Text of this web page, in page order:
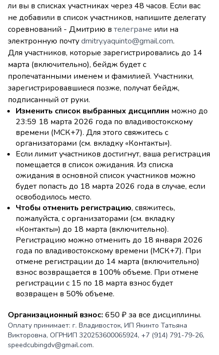
ли вы в списках участниках через 48 часов. Если вас
не добавили в список участников, напишите делегату
соревнований - Дмитрию в телеграме или на
электронную почтуdmitry.yaquinto@gmail.com.
Для участников, которые зарегистрировались до 14
марта (включительно), бейдж будет с
пропечатанными именем и фамилией. Участники,
зарегистрировавшиеся позже, получат бейдж,
подписанный от руки.
Изменить список выбранных дисциплин можно до
23:59 18 марта 2026 года по владивостокскому
времени (МСК+7). Для этого свяжитесь с
организаторами (см. вкладку «Контакты»).
Если лимит участников достигнут, ваша регистрация
помещается в список ожидания. Из списка
ожидания в основной список участников можно
будет попасть до 18 марта 2026 года в случае, если
освободилось место.
Чтобы отменить регистрацию, свяжитесь,
пожалуйста, с организаторами (см. вкладку
«Контакты») до 18 марта (включительно).
Регистрацию можно отменить до 18 января 2026
года по владивостокскому времени (МСК+7). При
отмене регистрации до 14 марта (включительно)
взнос возвращается в 100% объеме. При отмене
регистрации с 15 по 18 марта взнос будет
возвращен в 50% объеме.
Организационный взнос: 650 ₽ за все дисциплины.
Оплату принимает: г. Владивосток, ИП Якинто Татьяна
Викторовна, ОГРНИП 320253600065924, +7 (914) 791-79-26,
speedcubingdv@gmail.com.